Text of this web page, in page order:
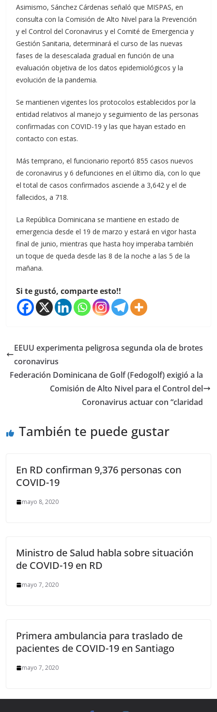
Asimismo, Sánchez Cárdenas señaló que MISPAS, en
consulta con la Comisión de Alto Nivel para la Prevención
y el Control del Coronavirus y el Comité de Emergencia y
Gestión Sanitaria, determinará el curso de las nuevas
fases de la desescalada gradual en función de una
evaluación objetiva de los datos epidemiológicos y la
evolución de la pandemia.
Se mantienen vigentes los protocolos establecidos por la
entidad relativos al manejo y seguimiento de las personas
confirmadas con COVID-19 y las que hayan estado en
contacto con estas.
Más temprano, el funcionario reportó 855 casos nuevos
de coronavirus y 6 defunciones en el último día, con lo que
el total de casos confirmados asciende a 3,642 y el de
fallecidos, a 718.
La República Dominicana se mantiene en estado de
emergencia desde el 19 de marzo y estará en vigor hasta
final de junio, mientras que hasta hoy imperaba también
un toque de queda desde las 8 de la noche a las 5 de la
mañana.
Si te gustó, comparte esto!!
EEUU experimenta peligrosa segunda ola de brotes
coronavirus
Federación Dominicana de Golf (Fedogolf) exigió a la
Comisión de Alto Nivel para el Control del
Coronavirus actuar con “claridad
También te puede gustar
En RD confirman 9,376 personas con
COVID-19
mayo 8, 2020
Ministro de Salud habla sobre situación
de COVID-19 en RD
mayo 7, 2020
Primera ambulancia para traslado de
pacientes de COVID-19 en Santiago
mayo 7, 2020